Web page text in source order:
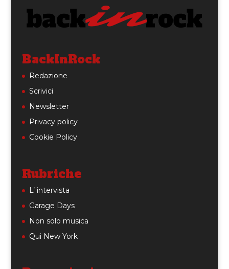
BackInRock
Redazione
Scrivici
Newsletter
Privacy policy
Cookie Policy
Rubriche
L’ intervista
Garage Days
Non solo musica
Qui New York